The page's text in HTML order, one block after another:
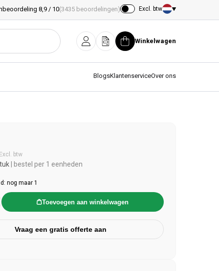
8,9 / 10(3435 beoordelingen) Excl. btw
Land/regio
InloggenOfferteWinkelwagen
Winkelwagen
BlogsKlantenserviceOver ons
prijs
btw
| bestel per 1 eenheden
nog maar 1
Toevoegen aan winkelwagen
Vraag een gratis offerte aan